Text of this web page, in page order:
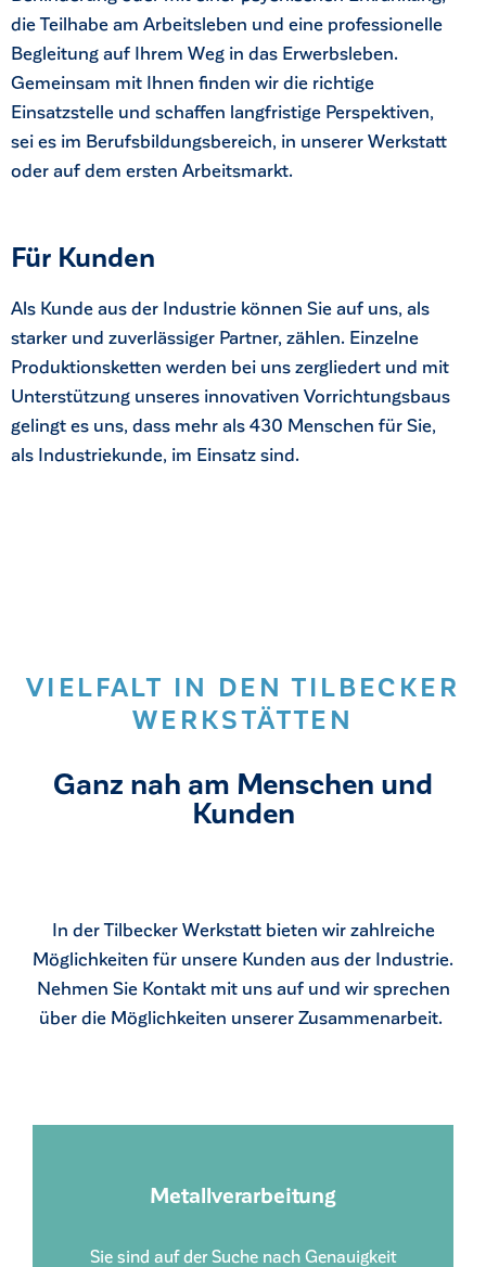
die Teilhabe am Arbeitsleben und eine professionelle
Begleitung auf Ihrem Weg in das Erwerbsleben.
Gemeinsam mit Ihnen finden wir die richtige
Einsatzstelle und schaffen langfristige Perspektiven,
sei es im Berufsbildungsbereich, in unserer Werkstatt
oder auf dem ersten Arbeitsmarkt.
Für Kunden
Als Kunde aus der Industrie können Sie auf uns, als
starker und zuverlässiger Partner, zählen. Einzelne
Produktionsketten werden bei uns zergliedert und mit
Unterstützung unseres innovativen Vorrichtungsbaus
gelingt es uns, dass mehr als 430 Menschen für Sie,
als Industriekunde, im Einsatz sind.
VIELFALT IN DEN TILBECKER
WERKSTÄTTEN
Ganz nah am Menschen und
Kunden
In der Tilbecker Werkstatt bieten wir zahlreiche
Möglichkeiten für unsere Kunden aus der Industrie.
Nehmen Sie Kontakt mit uns auf und wir sprechen
über die Möglichkeiten unserer Zusammenarbeit.
Metallverarbeitung
Sie sind auf der Suche nach Genauigkeit